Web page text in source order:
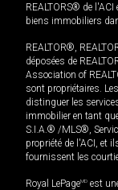
REALTORS® de l'ACI
biens immobiliers
REALTOR®,
déposées de
Association of
sont propriétaires.
distinguer les
immobilier en tant
S.I.A.® /MLS®,
propriété de l'ACI, et
fournissent les
Royal LePageMD est